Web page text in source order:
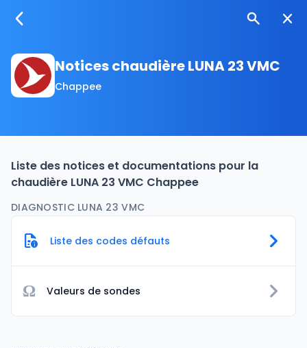
Notices chaudière LUNA 23 VMC
Chappee
Liste des notices et documentations pour la
chaudière LUNA 23 VMC Chappee
DIAGNOSTIC LUNA 23 VMC
Liste des codes défauts
Ω Valeurs de sondes